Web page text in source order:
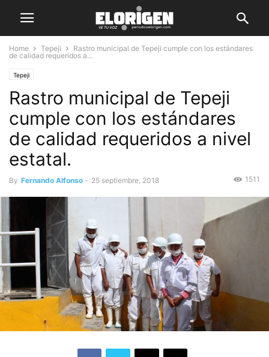
Home Tepeji
Rastro municipal de Tepeji cumple con los estándares
de calidad requeridos a...
Tepeji
Rastro municipal de Tepeji
cumple con los estándares
de calidad requeridos a nivel
estatal.
By Fernando Alfonso - 25 septiembre, 2018 1511